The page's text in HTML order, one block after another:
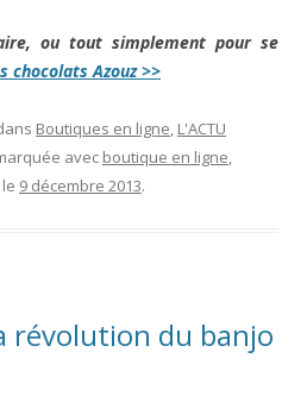
ou tout simplement pour se
chocolats Azouz >>
Boutiques en ligne, L'ACTU
avec boutique en ligne,
le 9 décembre 2013.
révolution du banjo